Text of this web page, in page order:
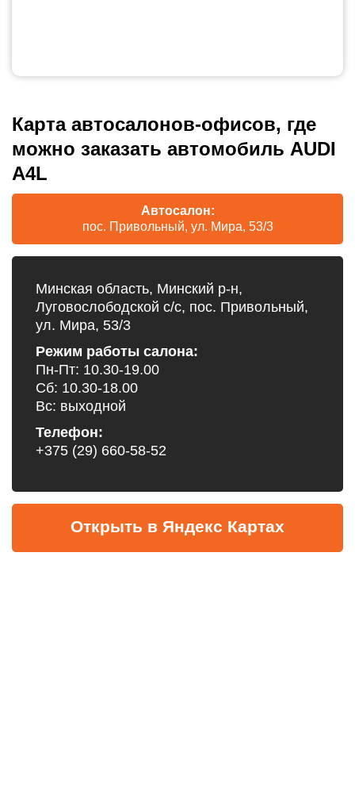
Карта автосалонов-офисов, где
можно заказать автомобиль AUDI
A4L
Автосалон:
пос. Привольный, ул. Мира, 53/3
Минская область, Минский р-н,
Луговослободской с/с, пос. Привольный,
ул. Мира, 53/3
Режим работы салона:
Пн-Пт: 10.30-19.00
Сб: 10.30-18.00
Вс: выходной
Телефон:
+375 (29) 660-58-52
Открыть в Яндекс Картах